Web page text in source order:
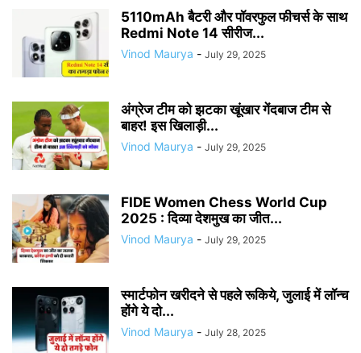
5110mAh बैटरी और पॉवरफुल फीचर्स के साथ
Redmi Note 14 सीरीज...
Vinod Maurya - July 29, 2025
अंग्रेज टीम को झटका खूंखार गेंदबाज टीम से
बाहर! इस खिलाड़ी...
Vinod Maurya - July 29, 2025
FIDE Women Chess World Cup
2025 : दिव्या देशमुख का जीत...
Vinod Maurya - July 29, 2025
स्मार्टफोन खरीदने से पहले रूकिये, जुलाई में लॉन्च
होंगे ये दो...
Vinod Maurya - July 28, 2025